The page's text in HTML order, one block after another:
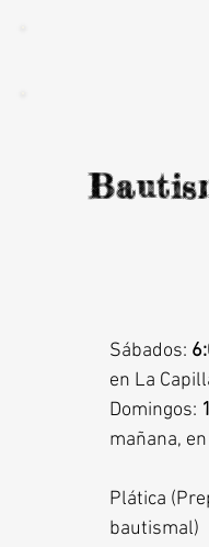
Sábados:
en La
Domingos:
mañana,
Plática
bautismal)